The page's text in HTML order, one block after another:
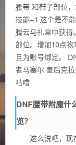
腰带 和鞋子部位
技能+1 这个是不
腾云马礼盒中获
部位。增加10点
且为账号绑定。
者马塞尔 皇后克
咕噜
DNF腰带附魔什
览？
这么说吧，现